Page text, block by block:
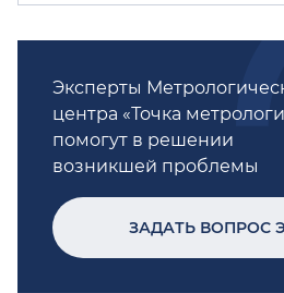
Эксперты
центра «Точка
помогут в решении
возникшей проблемы
ЗАДАТЬ ВОПРОС